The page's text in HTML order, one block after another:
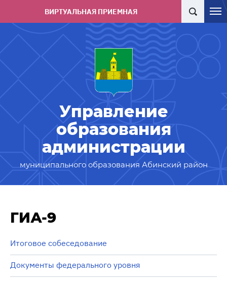
ВИРТУАЛЬНАЯ ПРИЕМНАЯ
Управление
образования
администрации
муниципального образования Абинский район
ГИА-9
Итоговое собеседование
Документы федерального уровня